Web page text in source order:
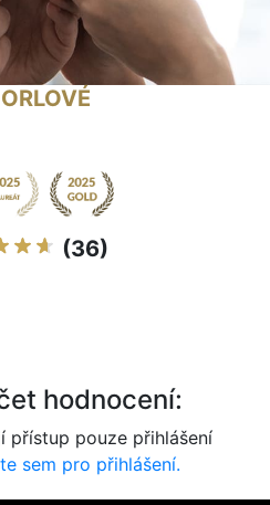
(36)
hodnocení:
přístup pouze přihlášení
sem pro přihlášení.